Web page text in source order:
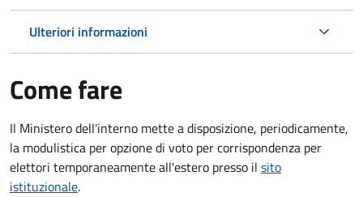
Ulteriori informazioni
Come fare
Il Ministero dell'interno mette a disposizione, periodicamente,
la modulistica per opzione di voto per corrispondenza per
elettori temporaneamente all'estero presso il sito
istituzionale.